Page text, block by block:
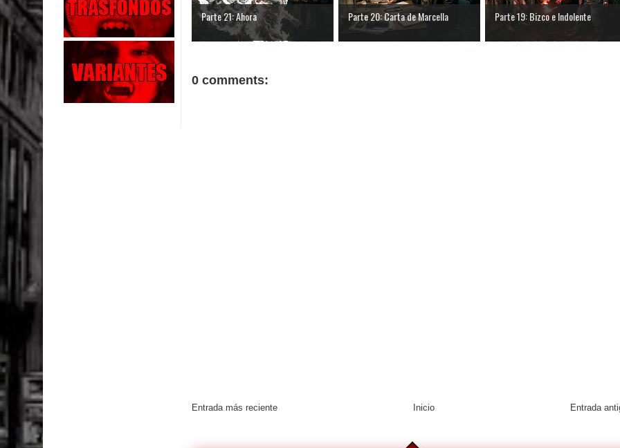
Parte 21: Ahora Parte 20: Carta de Marcella Parte 19: Bizco e Indolente
0 comments:
Entrada más reciente Entrada
Inicio